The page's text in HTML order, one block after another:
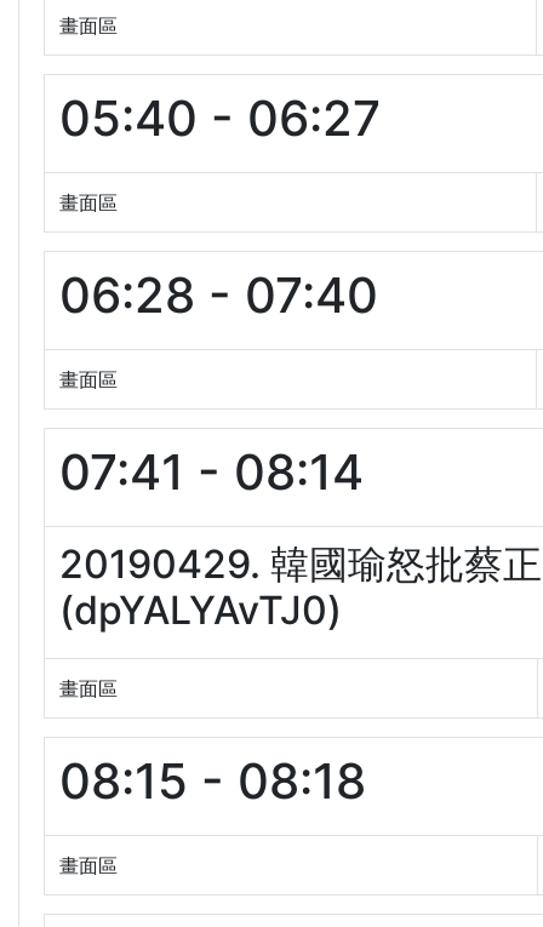
畫面區
05:40 - 06:27
畫面區
06:28 - 07:40
畫面區
07:41 - 08:14
20190429. 韓國瑜怒批蔡
(dpYALYAvTJ0)
畫面區
08:15 - 08:18
畫面區